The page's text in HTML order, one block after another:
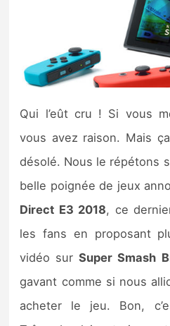
Nintendo Direct
Tests et previews
Tests d’accessoires
Autres tests
Previews
Précommandes
Précommandes
Sorties de jeux
Qui l’eût cru ! Si vous
vous avez raison. Mais
désolé. Nous le répétons
belle poignée de jeux
Direct E3 2018, ce
les fans en proposant
vidéo surSuper Smash
gavant comme si nous
acheter le jeu. Bon,